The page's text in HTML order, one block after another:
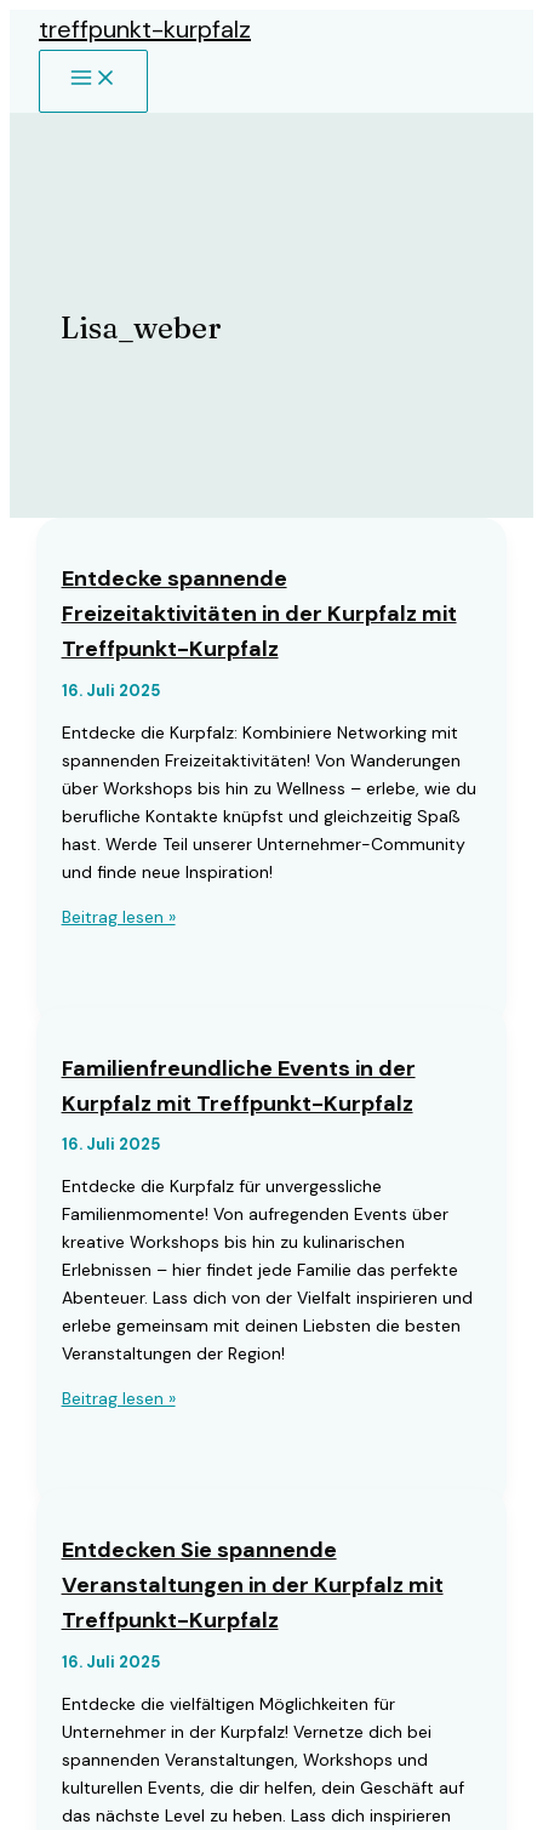
Zum
Inhalt
springen
treffpunkt-kurpfalz
MAIN
Lisa_weber
Entdecke spannende
Freizeitaktivitäten in der Kurpfalz mit
Treffpunkt-Kurpfalz
16. Juli 2025
Entdecke die Kurpfalz: Kombiniere Networking mit
spannenden Freizeitaktivitäten! Von Wanderungen
über Workshops bis hin zu Wellness – erlebe, wie du
berufliche Kontakte knüpfst und gleichzeitig Spaß
hast. Werde Teil unserer Unternehmer-Community
und finde neue Inspiration!
Entdecke
Kurpfalz
mit
Treffpunkt-
Kurpfalz
Beitrag lesen »
Familienfreundliche Events in der
Kurpfalz mit Treffpunkt-Kurpfalz
16. Juli 2025
Entdecke die Kurpfalz für unvergessliche
Familienmomente! Von aufregenden Events über
kreative Workshops bis hin zu kulinarischen
Erlebnissen – hier findet jede Familie das perfekte
Abenteuer. Lass dich von der Vielfalt inspirieren und
erlebe gemeinsam mit deinen Liebsten die besten
Veranstaltungen der Region!
Familienfreundliche
Treffpunkt-
Kurpfalz
Beitrag lesen »
Entdecken Sie spannende
Veranstaltungen in der Kurpfalz mit
Treffpunkt-Kurpfalz
16. Juli 2025
Entdecke die vielfältigen Möglichkeiten für
Unternehmer in der Kurpfalz! Vernetze dich bei
spannenden Veranstaltungen, Workshops und
kulturellen Events, die dir helfen, dein Geschäft auf
das nächste Level zu heben. Lass dich inspirieren